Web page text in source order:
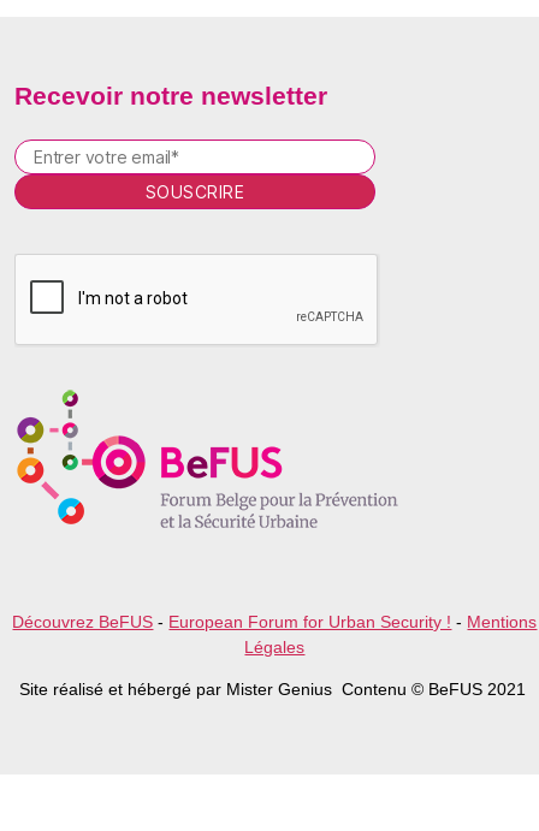
Recevoir notre newsletter
l
e
h
d
p
Découvrez BeFUS - European Forum for Urban Security ! - Mentions
Légales
Site réalisé et hébergé par Mister Genius Contenu © BeFUS 2021